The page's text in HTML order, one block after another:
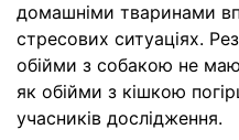
домашніми тваринами
стресових ситуаціях.
обійми з собакою не
як обійми з кішкою
учасників дослідження.